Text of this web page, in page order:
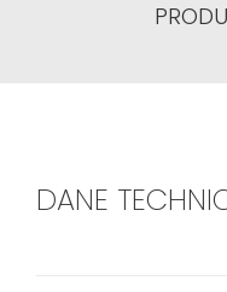
DANE